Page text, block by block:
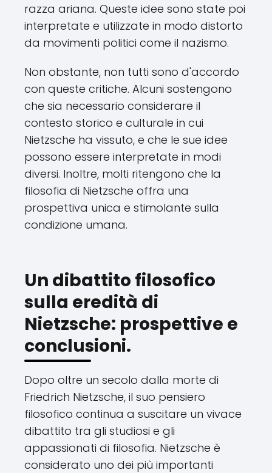
razza ariana. Queste idee sono state poi
interpretate e utilizzate in modo distorto
da movimenti politici come il nazismo.
Non obstante, non tutti sono d'accordo
con queste critiche. Alcuni sostengono
che sia necessario considerare il
contesto storico e culturale in cui
Nietzsche ha vissuto, e che le sue idee
possono essere interpretate in modi
diversi. Inoltre, molti ritengono che la
filosofia di Nietzsche offra una
prospettiva unica e stimolante sulla
condizione umana.
Un dibattito filosofico
sulla eredità di
Nietzsche: prospettive e
conclusioni.
Dopo oltre un secolo dalla morte di
Friedrich Nietzsche, il suo pensiero
filosofico continua a suscitare un vivace
dibattito tra gli studiosi e gli
appassionati di filosofia. Nietzsche è
considerato uno dei più importanti